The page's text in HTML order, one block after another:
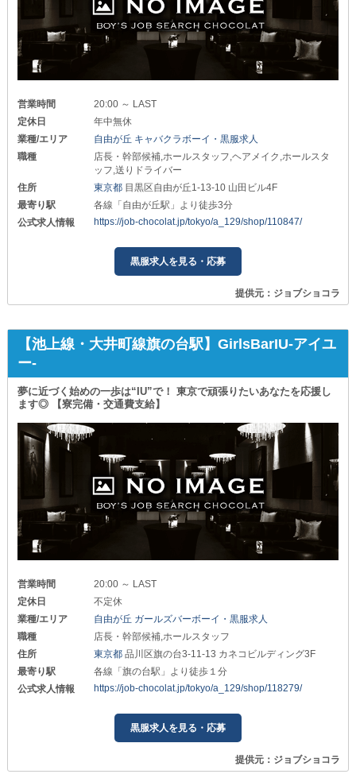
営業時間
20:00 ～ LAST
定休日
年中無休
業種/エリア
自由が丘 キャバクラボーイ・黒服求人
職種
店長・幹部候補,ホールスタッフ,ヘアメイク,ホールスタ
ッフ,送りドライバー
住所
東京都 目黒区自由が丘1-13-10 山田ビル4F
最寄り駅
各線「自由が丘駅」より徒歩3分
公式求人情報
https://job-chocolat.jp/tokyo/a_129/shop/110847/
黒服求人を見る・応募
提供元：ジョブショコラ
【池上線・大井町線旗の台駅】GirlsBarIU-アイユ
ー-
夢に近づく始めの一歩は“IU”で！ 東京で頑張りたいあなたを応援し
ます◎ 【寮完備・交通費支給】
営業時間
20:00 ～ LAST
定休日
不定休
業種/エリア
自由が丘 ガールズバーボーイ・黒服求人
職種
店長・幹部候補,ホールスタッフ
住所
東京都品川区旗の台3-11-13 カネコビルディング3F
最寄り駅
各線「旗の台駅」より徒歩１分
公式求人情報
https://job-chocolat.jp/tokyo/a_129/shop/118279/
黒服求人を見る・応募
提供元：ジョブショコラ